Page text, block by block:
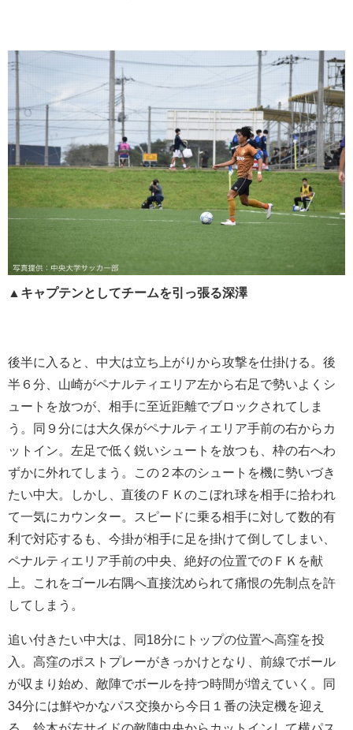
▲キャプテンとしてチームを引っ張る深澤
後半に入ると、中大は立ち上がりから攻撃を仕掛ける。後
半６分、山崎がペナルティエリア左から右足で勢いよくシ
ュートを放つが、相手に至近距離でブロックされてしま
う。同９分には大久保がペナルティエリア手前の右からカ
ットイン。左足で低く鋭いシュートを放つも、枠の右へわ
ずかに外れてしまう。この２本のシュートを機に勢いづき
たい中大。しかし、直後のＦＫのこぼれ球を相手に拾われ
て一気にカウンター。スピードに乗る相手に対して数的有
利で対応するも、今掛が相手に足を掛けて倒してしまい、
ペナルティエリア手前の中央、絶好の位置でのＦＫを献
上。これをゴール右隅へ直接沈められて痛恨の先制点を許
してしまう。
追い付きたい中大は、同 18分にトップの位置へ高窪を投
入。高窪のポストプレーがきっかけとなり、前線でボール
が収まり始め、敵陣でボールを持つ時間が増えていく。同
34分には鮮やかなパス交換から今日１番の決定機を迎え